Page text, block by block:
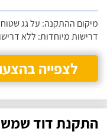
מיקום ההתקנה: על גג שטוח
דרישות מיוחדות: ללא
לצפייה
התקנת דוד שמש (ללא